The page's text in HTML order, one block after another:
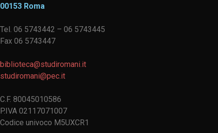
00153 Roma
Tel. 06 5743442 – 06 5743445
Fax 06 5743447
biblioteca@studiromani.it
studiromani@pec.it
C.F. 80045010586
P.IVA 02117071007
Codice univoco M5UXCR1